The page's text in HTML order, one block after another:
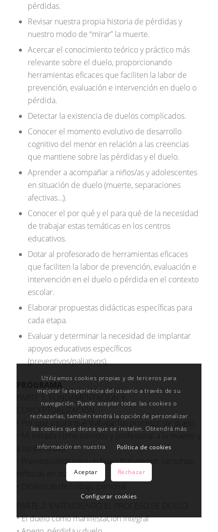
pérdidas.
Revisar nuestra propia historia de pérdidas y
nuestro modo de “mirar” la muerte.
Acercar el conocimiento teórico y práctico más
relevante sobre el duelo, proporcionando
herramientas eficaces que faciliten la labor de
prevención, evaluación e intervención en duelo o
pérdida.
Detectar la existencia de duelos complicados.
Conocer el momento evolutivo de desarrollo
cognitivo del menor en relación a las creencias
que mantiene sobre las pérdidas y el duelo.
Aprender a acompañar a niños/as y adolescentes
en situación de duelo (muerte, separaciones
afectivas…).
Conocer el por qué y el para qué de la necesidad
de trabajar estas temáticas en los centros
educativos.
Dotar al profesorado de herramientas eficaces
que faciliten la labor de prevención, evaluación e
intervención en el duelo o pérdida en el contexto
escolar.
Elaborar propuestas didácticas específicas para
cada etapa.
Evaluar y determinar la necesidad de implantar
apoyos educativos específicos
(preventivos/paliativos).
PARTE 1. FUNDAMENTACIÓN Y
CONCEPTUALIZACIÓN
• Por qué y para qué trabajar los procesos de duelo
• Mi mirada como persona y profesional a la muerte y
a las pérdidas
• Prerrequisitos para un buen trabajo con personas-
niños/as en duelo
• El duelo como manifestación integral
Utilizamos cookies propias y de terceros para
mejorar la experiencia del usuario a través de su
navegación. Puede aceptar todas las cookies o
rechazarlas, también tendrá la opción de personalizar
las cookies que desea que se instalen. Obtendrá más
información en nuestra Política de cookies
Aceptar Rechazar
Configurar cookies